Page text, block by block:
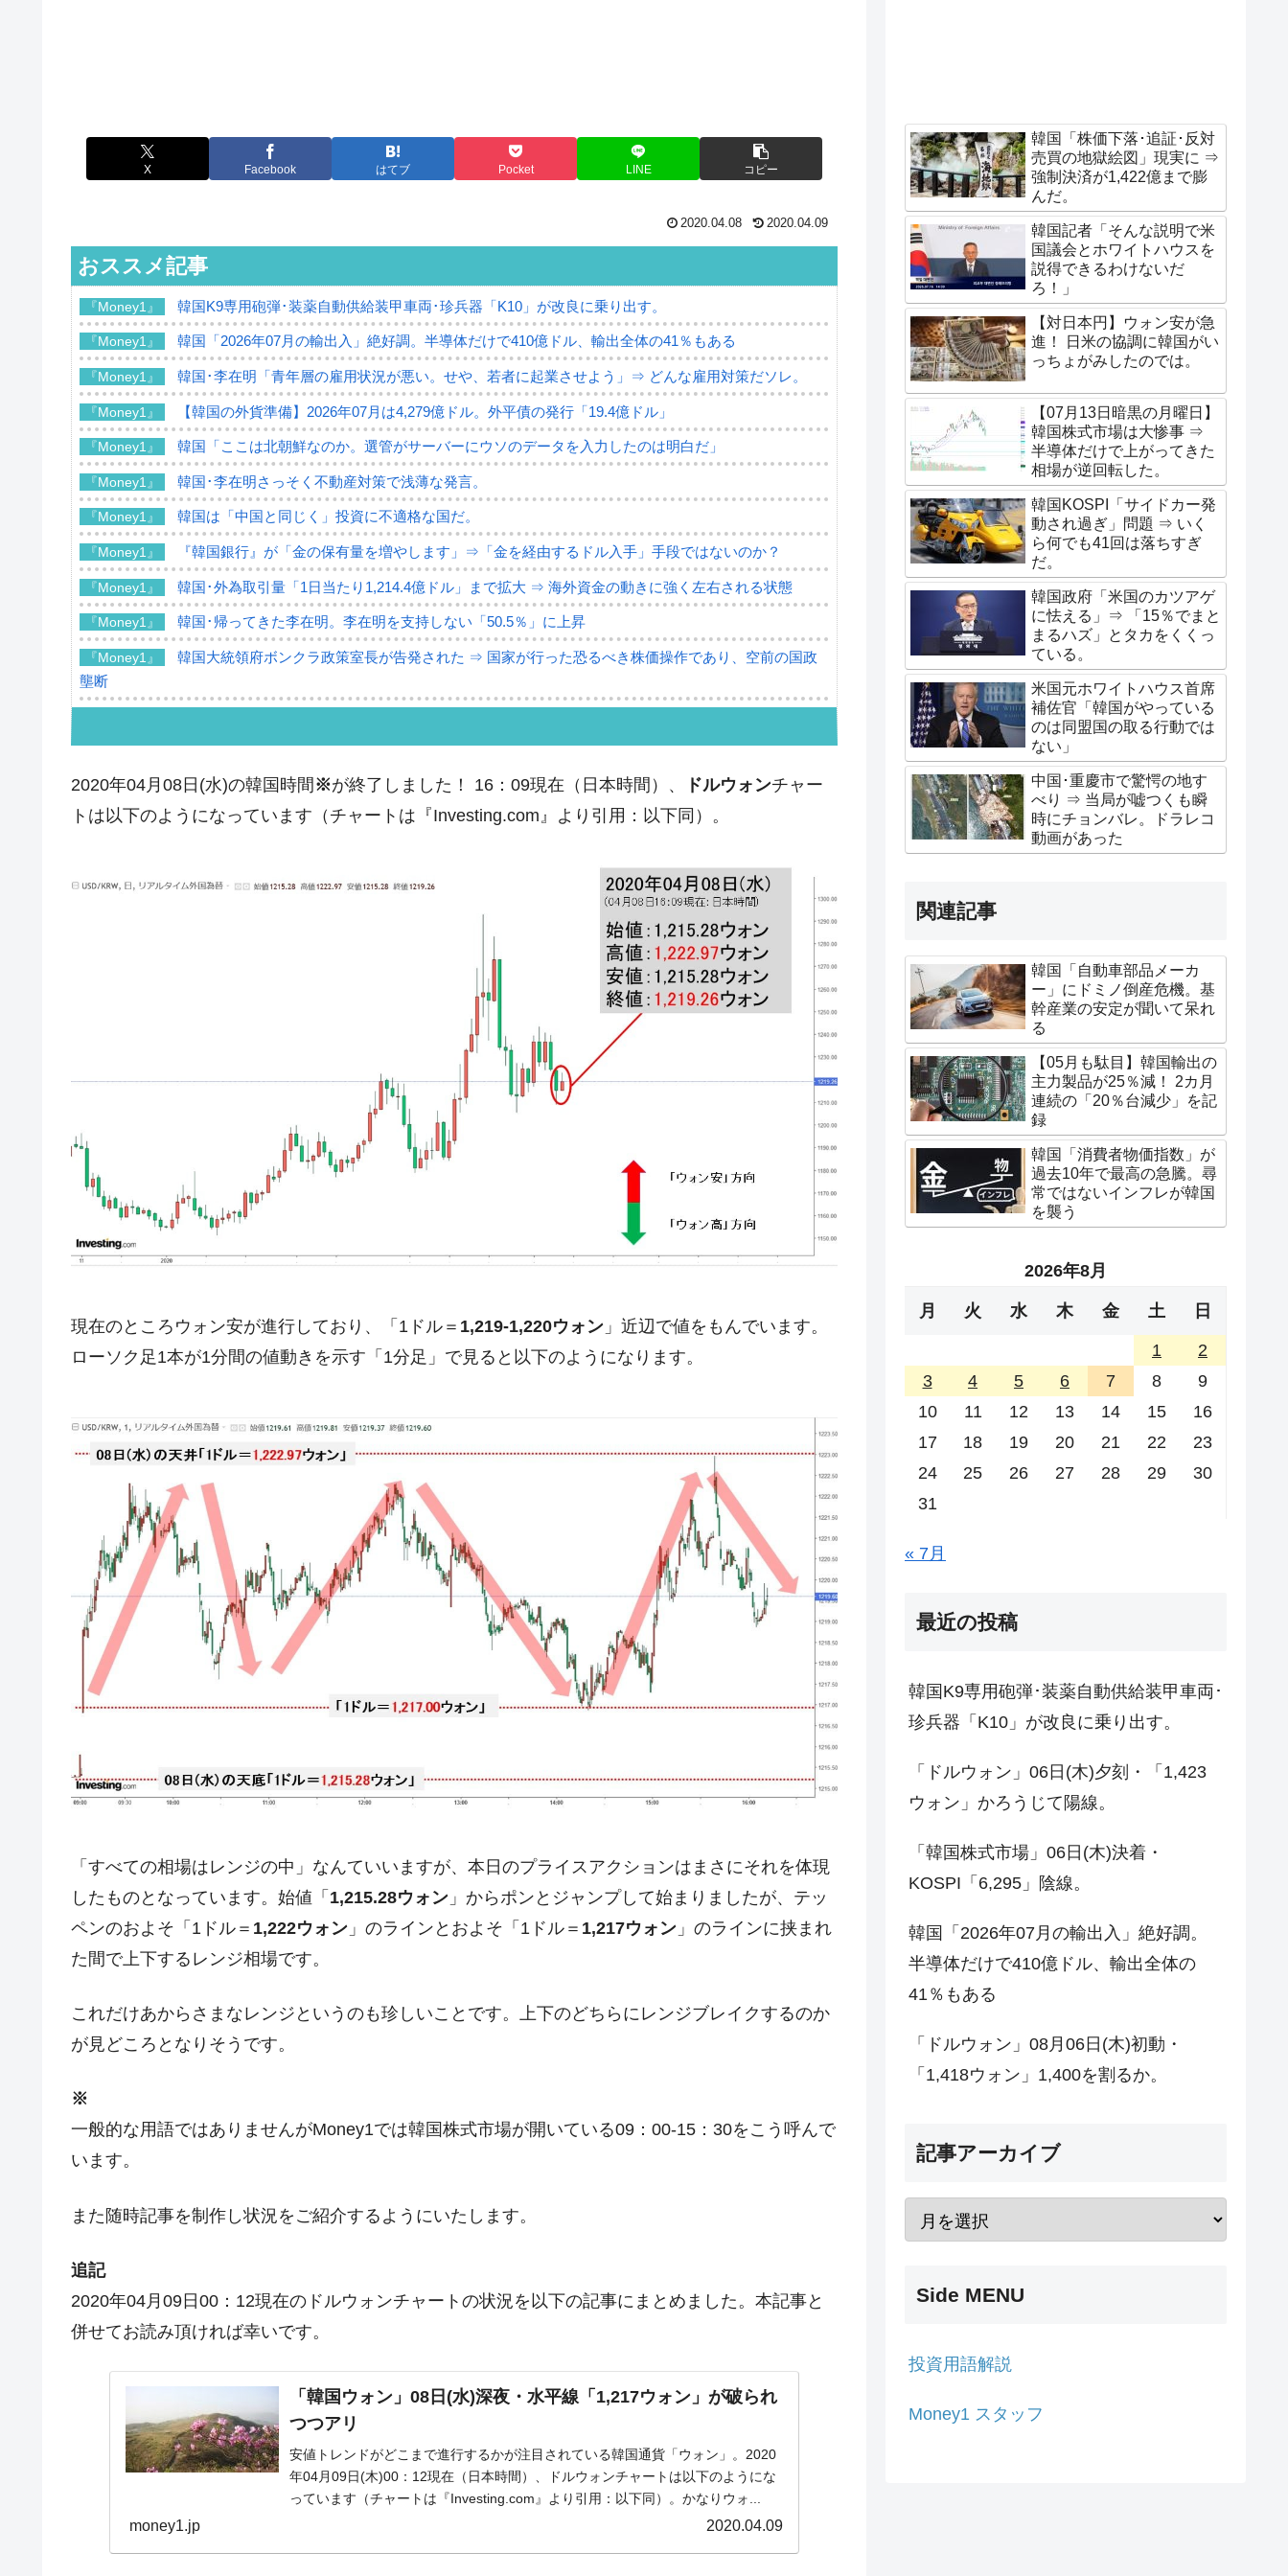
X Facebook はてブ Pocket LINE コピー
2020.04.08 2020.04.09
おススメ記事
『Money1』 韓国K9専用砲弾･装薬自動供給装甲車両･珍兵器「K10」が改良に乗り出す。
『Money1』 韓国「2026年07月の輸出入」絶好調。半導体だけで410億ドル、輸出全体の41％もある
『Money1』 韓国･李在明「青年層の雇用状況が悪い。せや、若者に起業させよう」⇒ どんな雇用対策だソレ。
『Money1』 【韓国の外貨準備】2026年07月は4,279億ドル。外平債の発行「19.4億ドル」
『Money1』 韓国「ここは北朝鮮なのか。選管がサーバーにウソのデータを入力したのは明白だ」
『Money1』 韓国･李在明さっそく不動産対策で浅薄な発言。
『Money1』 韓国は「中国と同じく」投資に不適格な国だ。
『Money1』 『韓国銀行』が「金の保有量を増やします」⇒「金を経由するドル入手」手段ではないのか？
『Money1』 韓国･外為取引量「1日当たり1,214.4億ドル」まで拡大 ⇒ 海外資金の動きに強く左右される状態
『Money1』 韓国･帰ってきた李在明。李在明を支持しない「50.5％」に上昇
『Money1』
韓国大統領府ボンクラ政策室長が告発された ⇒ 国家が行った恐るべき株価操作であり、空前の国政
壟断
中国だけが鉄鋼輸出を異常増加させる ⇒ 中国の過剰生産が世界を蝕む。
『Money1』 韓国製造業「半導体絶好調」のウラで他業種は全般的「不調」⇒ PSIが示す現況は決して良くない。
『Money1』 【米韓激突案件】韓国消費者院が『クーパン』1人当たり賠償10万ウォンを認定 ⇒ 総額3兆7,000億
『Money1』 韓国型イージス搭載の次世代駆逐艦「KDDX」1番艦、2032年竣工と公示
【対日本円】ウォン安が急進！ 日米の協調に韓国がいっちょがみしたのでは。
韓国政府『BYD』車への補助金を全廃 ⇒ 実は韓国で『BYD』車は売れている。6カ月で対前年同期比
在韓米国大使スティールが着韓！⇒ さっそく空港に詰めかけ「出て行け！」「極右勢力」のプラカー
『Money1』 韓国政府「2035年までに18.4GW規模のAIデータセンター整備」⇒ だから無理だってば。
JPモルガン「韓国レバレッジETFの清算はほぼ終わった」
『Money1』 韓国『国民年金公団』株価暴落で200兆蒸発。
『Money1』 韓国政府「ニセＫ-ブランドを通報しようキャンペーン」⇒ あの名物教授も登場！
『Money1』 韓国「橋が落ちました」⇒ 耐久性「なさすぎ」では。
『Money1』 韓国鉄鋼最大手『POSCO』ズブズブ沈む。営業利益80.2％も減少
『Money1』 韓国ボンクラ政策室長･金容範、株価暴落に他人事のような発言。
『Money1』
【速報】韓国株式市場の暴落・本日07月29日(水)もサイドカー・サーキットブレイカーの二段コンボ
『Money1』 IT産業は人を雇用する効果は低い。全産業の半分未満しか雇用を生まない
『Money1』 韓国「株式市場が賭博場のように変質したのは政界の責任だ」
『Money1』 韓国「2026年1Q 資金循環統計」面白い結果に。
『Money1』 韓国化学企業最大手『ロッテケミカル』純借入金が約8兆。信用格付け「ネガティブ」にダウン
『Money1』 韓国株式市場･暗黒の火曜日。サーキットブレイカーも発動！ 半導体2銘柄の暴落
Fact1
Fact1 奇跡の毛色「白毛馬」とは？
Fact1 平成仮面ライダーの意外すぎるモチーフとは？
Fact1 発表から2日で大崩壊、鳴かず飛ばずに終わりそうなスーパーリーグとは？
Fact1 日本人マスターズ挑戦の歴史。松山以前に最高位だった選手とは？
Fact1 甲子園通算本塁打、最多の清原に次いで多く打っている意外な選手とは？
Fact1 セレクトセールの高額取引馬が稼いだ金額とは？
2020年04月08日(水)の韓国時間 ※が終了しました！ 16：09現在（日本時間）、 ドルウォンチャー
トは以下のようになっています（チャートは『Investing.com』より引用：以下同）。
現在のところウォン安が進行しており、「1ドル＝ 1,219-1,220ウォン 」近辺で値をもんでいます。
ローソク足1本が1分間の値動きを示す「1分足」で見ると以下のようになります。
「すべての相場はレンジの中」なんていいますが、本日のプライスアクションはまさにそれを体現
したものとなっています。始値「 1,215.28ウォン 」からポンとジャンプして始まりましたが、テッ
ペンのおよそ「1ドル＝ 1,222ウォン 」のラインとおよそ「1ドル＝ 1,217ウォン 」のラインに挟まれ
た間で上下するレンジ相場です。
これだけあからさまなレンジというのも珍しいことです。上下のどちらにレンジブレイクするのか
が見どころとなりそうです。
※
一般的な用語ではありませんがMoney1では韓国株式市場が開いている09：00-15：30をこう呼んで
います。
また随時記事を制作し状況をご紹介するようにいたします。
追記
2020年04月09日00：12現在のドルウォンチャートの状況を以下の記事にまとめました。本記事と
併せてお読み頂ければ幸いです。
「韓国ウォン」08日(水)深夜・水平線「1,217ウォン」が破られ
つつアリ
安値トレンドがどこまで進行するかが注目されている韓国通貨「ウォン」。2020
年04月09日(木)00：12現在（日本時間）、ドルウォンチャートは以下のようにな
っています（チャートは『Investing.com』より引用：以下同）。かなりウォ...
money1.jp 2020.04.09
韓国「株価下落･追証･反対
売買の地獄絵図」現実に ⇒
強制決済が1,422億まで膨
んだ。
韓国記者「そんな説明で米
国議会とホワイトハウスを
説得できるわけないだ
ろ！」
【対日本円】ウォン安が急
進！ 日米の協調に韓国がい
っちょがみしたのでは。
【07月13日暗黒の月曜日】
韓国株式市場は大惨事 ⇒
半導体だけで上がってきた
相場が逆回転した。
韓国KOSPI「サイドカー発
動され過ぎ」問題 ⇒ いく
ら何でも41回は落ちすぎ
だ。
韓国政府「米国のカツアゲ
に怯える」⇒ 「15％でまと
まるハズ」とタカをくくっ
ている。
米国元ホワイトハウス首席
補佐官「韓国がやっている
のは同盟国の取る行動では
ない」
中国･重慶市で驚愕の地す
べり ⇒ 当局が嘘つくも瞬
時にチョンバレ。ドラレコ
動画があった
関連記事
韓国「自動車部品メーカ
ー」にドミノ倒産危機。基
幹産業の安定が聞いて呆れ
る
【05月も駄目】韓国輸出の
主力製品が25％減！ 2カ月
連続の「20％台減少」を記
録
韓国「消費者物価指数」が
過去10年で最高の急騰。尋
常ではないインフレが韓国
を襲う
2026年8月
月 火 水 木 金 土 日
1
2
3
4 5 6 7 8
9
10
11 12 13 14 15
16
17
18 19 20 21 22
23
24
25 26 27 28 29
30
31
« 7月
最近の投稿
韓国K9専用砲弾･装薬自動供給装甲車両･
珍兵器「K10」が改良に乗り出す。
「ドルウォン」06日(木)夕刻・「1,423
ウォン」かろうじて陽線。
「韓国株式市場」06日(木)決着・
KOSPI「6,295」陰線。
韓国「2026年07月の輸出入」絶好調。
半導体だけで410億ドル、輸出全体の
41％もある
「ドルウォン」08月06日(木)初動・
「1,418ウォン」1,400を割るか。
記事アーカイブ
Side MENU
投資用語解説
Money1 スタッフ